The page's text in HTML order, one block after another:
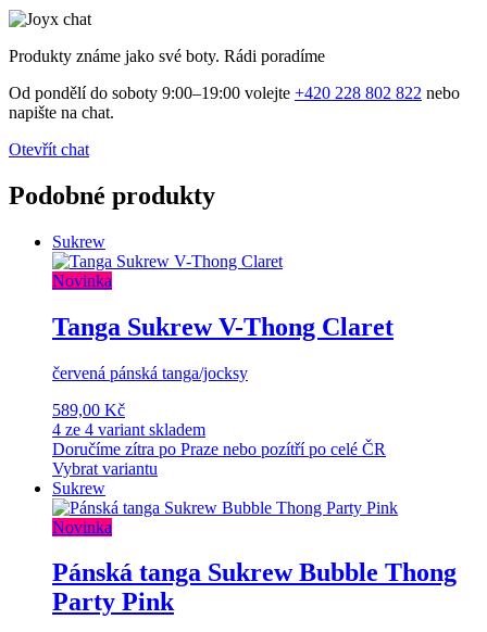
Produkty známe jako své boty. Rádi poradíme
Od pondělí do soboty 9:00–19:00 volejte +420 228 802 822 nebo
napište na chat.
Otevřít chat
Podobné produkty
Sukrew
Novinka
Tanga Sukrew V-Thong Claret
červená pánská tanga/jocksy
589,00 Kč
4 ze 4 variant skladem
Doručíme zítra po Praze nebo pozítří po celé ČR
Vybrat variantu
Sukrew
Novinka
Pánská tanga Sukrew Bubble Thong
Party Pink